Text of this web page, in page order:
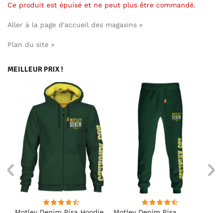
Ce produit est épuisé et ne peut plus être commandé.
Aller à la page d'accueil des magasins »
Plan du site »
MEILLEUR PRIX !